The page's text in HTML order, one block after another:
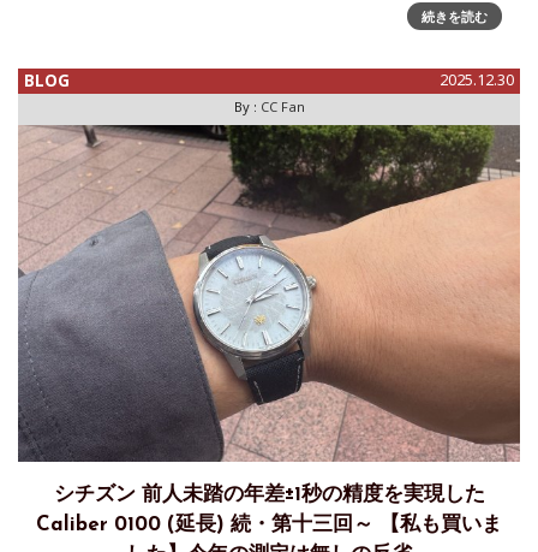
続きを読む
BLOG 2025.12.30
By : CC Fan
シチズン 前人未踏の年差±1秒の精度を実現した
Caliber 0100 (延長) 続・第十三回～ 【私も買いま